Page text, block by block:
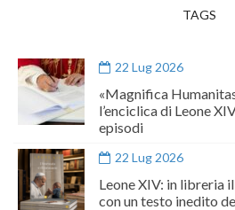
TAGS
22 Lug 2026
«Magnifica
l’enciclica di Leone
episodi
22 Lug 2026
Leone XIV: in libreria
con un testo inedito